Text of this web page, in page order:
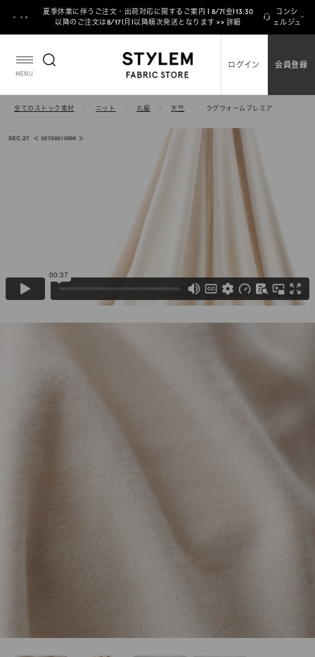
テ
夏季休業に伴うご注文・出荷対応に関するご案内 | 8/7(金)13:30
以降のご注文は8/17(月)以降順次発送となります >> 詳細
コンシ
ェルジュ
MENU
ログイン 会員登録
全てのストック素材 ニット 丸編 天竺 ラグウォームプレミア